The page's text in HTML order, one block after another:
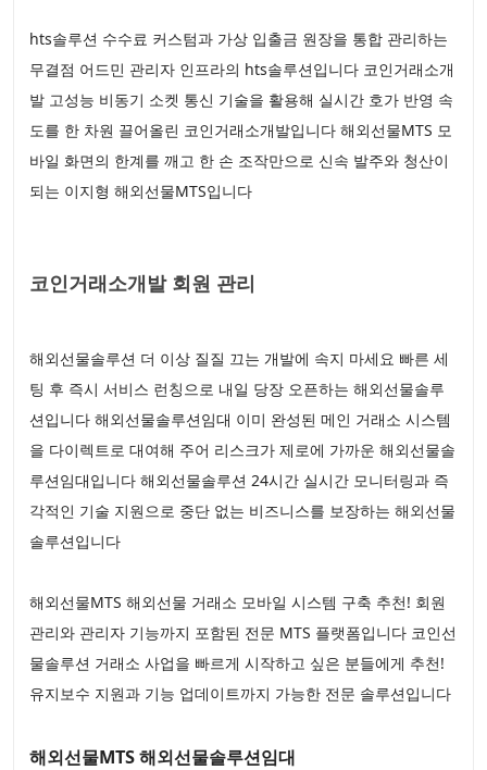
hts솔루션 수수료 커스텀과 가상 입출금 원장을 통합 관리하는
무결점 어드민 관리자 인프라의 hts솔루션입니다 코인거래소개
발 고성능 비동기 소켓 통신 기술을 활용해 실시간 호가 반영 속
도를 한 차원 끌어올린 코인거래소개발입니다 해외선물MTS 모
바일 화면의 한계를 깨고 한 손 조작만으로 신속 발주와 청산이
되는 이지형 해외선물MTS입니다
코인거래소개발 회원 관리
해외선물솔루션 더 이상 질질 끄는 개발에 속지 마세요 빠른 세
팅 후 즉시 서비스 런칭으로 내일 당장 오픈하는 해외선물솔루
션입니다 해외선물솔루션임대 이미 완성된 메인 거래소 시스템
을 다이렉트로 대여해 주어 리스크가 제로에 가까운 해외선물솔
루션임대입니다 해외선물솔루션 24시간 실시간 모니터링과 즉
각적인 기술 지원으로 중단 없는 비즈니스를 보장하는 해외선물
솔루션입니다
해외선물MTS 해외선물 거래소 모바일 시스템 구축 추천! 회원
관리와 관리자 기능까지 포함된 전문 MTS 플랫폼입니다 코인선
물솔루션 거래소 사업을 빠르게 시작하고 싶은 분들에게 추천!
유지보수 지원과 기능 업데이트까지 가능한 전문 솔루션입니다
해외선물MTS 해외선물솔루션임대